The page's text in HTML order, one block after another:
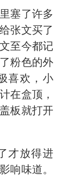
塞了许多
张文买了
至今都记
粉色的外
喜欢，小
在盒顶，
板就打开
才放得进
响味道。